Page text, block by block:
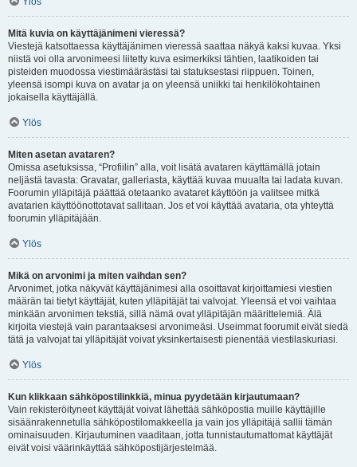
Mitä kuvia on käyttäjänimeni vieressä?
Viestejä katsottaessa käyttäjänimen vieressä saattaa näkyä kaksi kuvaa. Yksi
niistä voi olla arvonimeesi liitetty kuva esimerkiksi tähtien, laatikoiden tai
pisteiden muodossa viestimäärästäsi tai statuksestasi riippuen. Toinen,
yleensä isompi kuva on avatar ja on yleensä uniikki tai henkilökohtainen
jokaisella käyttäjällä.
Ylös
Miten asetan avataren?
Omissa asetuksissa, “Profiilin” alla, voit lisätä avataren käyttämällä jotain
neljästä tavasta: Gravatar, galleriasta, käyttää kuvaa muualta tai ladata kuvan.
Foorumin ylläpitäjä päättää otetaanko avataret käyttöön ja valitsee mitkä
avatarien käyttöönottotavat sallitaan. Jos et voi käyttää avataria, ota yhteyttä
foorumin ylläpitäjään.
Ylös
Mikä on arvonimi ja miten vaihdan sen?
Arvonimet, jotka näkyvät käyttäjänimesi alla osoittavat kirjoittamiesi viestien
määrän tai tietyt käyttäjät, kuten ylläpitäjät tai valvojat. Yleensä et voi vaihtaa
minkään arvonimen tekstiä, sillä nämä ovat ylläpitäjän määrittelemiä. Älä
kirjoita viestejä vain parantaaksesi arvonimeäsi. Useimmat foorumit eivät siedä
tätä ja valvojat tai ylläpitäjät voivat yksinkertaisesti pienentää viestilaskuriasi.
Ylös
Kun klikkaan sähköpostilinkkiä, minua pyydetään kirjautumaan?
Vain rekisteröityneet käyttäjät voivat lähettää sähköpostia muille käyttäjille
sisäänrakennetulla sähköpostilomakkeella ja vain jos ylläpitäjä sallii tämän
ominaisuuden. Kirjautuminen vaaditaan, jotta tunnistautumattomat käyttäjät
eivät voisi väärinkäyttää sähköpostijärjestelmää.